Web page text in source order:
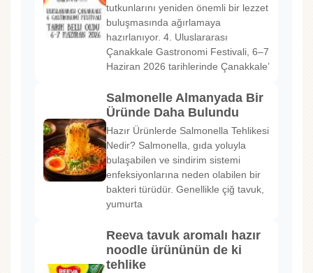
tutkunlarını yeniden önemli bir lezzet
buluşmasında ağırlamaya
hazırlanıyor. 4. Uluslararası
Çanakkale Gastronomi Festivali, 6–7
Haziran 2026 tarihlerinde Çanakkale’
Salmonelle Almanyada Bir
Üründe Daha Bulundu
Hazır Ürünlerde Salmonella Tehlikesi
Nedir? Salmonella, gıda yoluyla
bulaşabilen ve sindirim sistemi
enfeksiyonlarına neden olabilen bir
bakteri türüdür. Genellikle çiğ tavuk,
yumurta
Reeva tavuk aromalı hazır
noodle ürününün de ki
tehlike